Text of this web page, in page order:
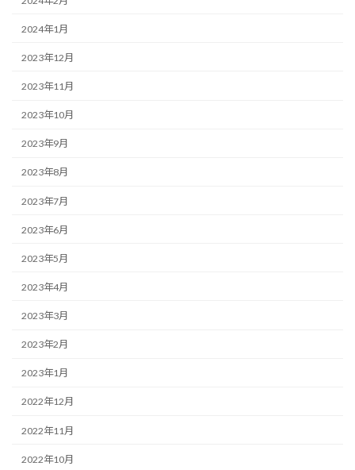
2024年1月
2023年12月
2023年11月
2023年10月
2023年9月
2023年8月
2023年7月
2023年6月
2023年5月
2023年4月
2023年3月
2023年2月
2023年1月
2022年12月
2022年11月
2022年10月